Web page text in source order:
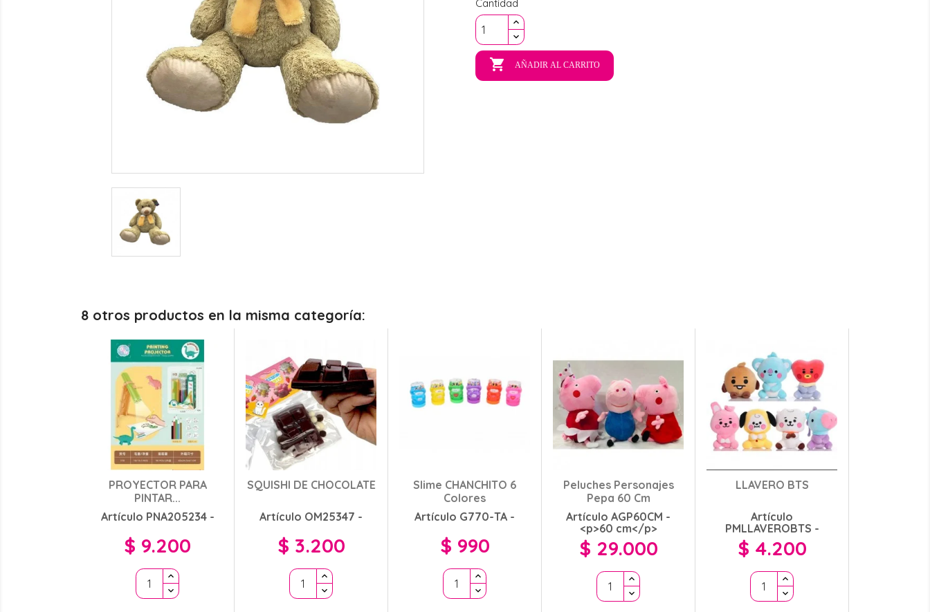
Cantidad
 AÑADIR AL CARRITO
8 otros productos en la misma categoría:
PROYECTOR PARA
PINTAR...
Artículo PNA205234 -
Precio
$ 9.200
SQUISHI DE CHOCOLATE
Artículo OM25347 -
Precio
$ 3.200
Slime CHANCHITO 6
Colores
Artículo G770-TA -
Precio
$ 990
Peluches Personajes
Pepa 60 Cm
Artículo AGP60CM -
<p>60 cm</p>
Precio
$ 29.000
LLAVERO BTS
Artículo
PMLLAVEROBTS -
Precio
$ 4.200